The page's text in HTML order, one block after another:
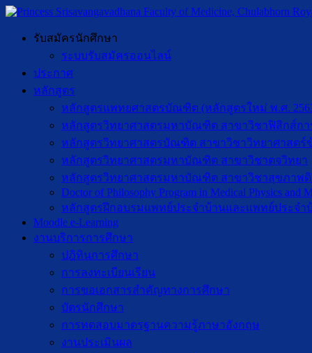
รับสมัครนักศึกษา
ระบบรับสมัครออนไลน์
ประกาศ
หลักสูตร
หลักสูตรแพทยศาสตรบัณฑิต (หลักสูตรใหม่ พ.ศ.
หลักสูตรวิทยาศาสตรมหาบัณฑิต สาขาวิชาฟิสิกส์กา
หลักสูตรวิทยาศาสตรบัณฑิต สาขาวิชาวิทยาศาสตร์
หลักสูตรวิทยาศาสตรมหาบัณฑิต สาขาวิชาตจวิทยา
หลักสูตรวิทยาศาสตรมหาบัณฑิต สาขาวิชาสุขภาพดิ
Doctor of Philosophy Program in Medical Physics and
หลักสูตรฝึกอบรมแพทย์ประจำบ้านและแพทย์ประจำ
Moodle e-Learning
งานบริการการศึกษา
ปฎิทินการศึกษา
การลงทะเบียนเรียน
การขอเอกสารสำคัญทางการศึกษา
บัตรนักศึกษา
การทดสอบมาตรฐานความรู้ภาษาอังกฤษ
งานประเมินผล